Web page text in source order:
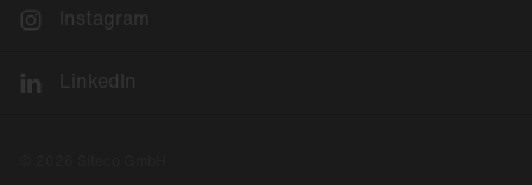
Instagram
LinkedIn